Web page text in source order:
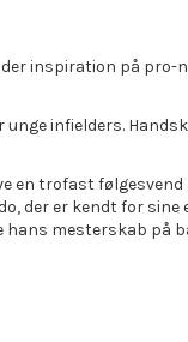
inspiration på pro-
infielders.
en trofast
der er kendt for
mesterskab på